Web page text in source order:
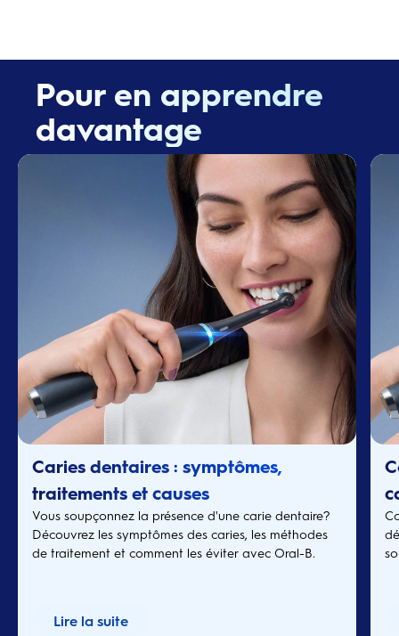
Pour en apprendre
davantage
Caries dentaires : symptômes,
traitements et causes
Vous soupçonnez la présence d'une carie dentaire?
Découvrez les symptômes des caries, les méthodes
de traitement et comment les éviter avec Oral-B.
Lire la suite